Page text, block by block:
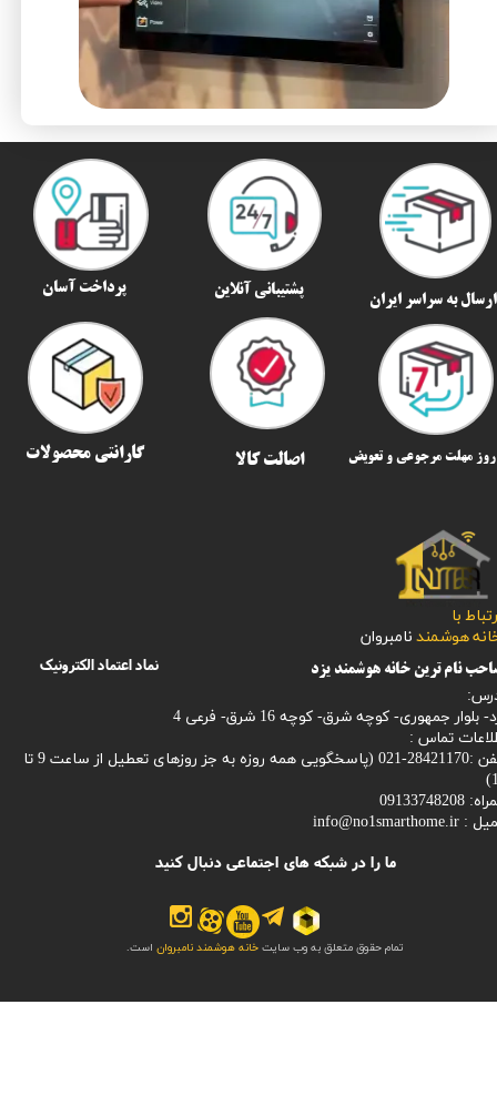
تمام حقوق متعلق به وب سایت خانه هوشمند نامبروان است.
با
هوشمند نامبروان
بلوار جمهوری- کوچه شرق- کوچه 16 شرق- فرعی 4
تماس :
021 (
پاسخگویی همه روزه به جز روزهای تعطیل از ساعت 9 تا
09133748208
:
info@no1smarthome.ir
ما را در شبکه های اجتماعی دنبال کنید
نماد اعتماد الکترونیک
ارسال به سراسر ایران​​​​​​​
پشتیبانی آنلاین پرداخت آسان
اصالت کالا گارانتی محصولات
نام ترین خانه هوشمند یزد